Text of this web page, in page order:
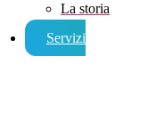
La storia
Servizi